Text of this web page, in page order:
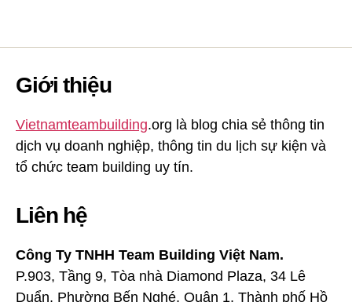
Giới thiệu
Vietnamteambuilding.org là blog chia sẻ thông tin
dịch vụ doanh nghiệp, thông tin du lịch sự kiện và
tổ chức team building uy tín.
Liên hệ
Công Ty TNHH Team Building Việt Nam.
P.903, Tầng 9, Tòa nhà Diamond Plaza, 34 Lê
Duẩn, Phường Bến Nghé, Quận 1, Thành phố Hồ